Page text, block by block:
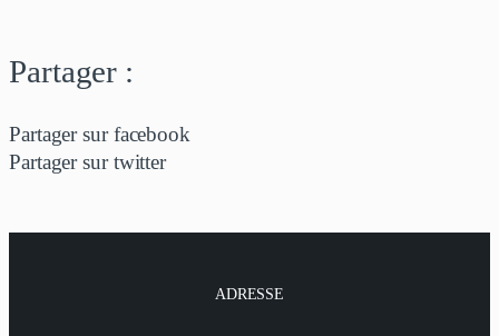
Partager :
Partager sur facebook
Partager sur twitter
ADRESSE